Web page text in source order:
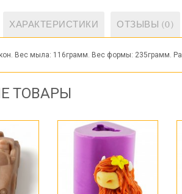
ХАРАКТЕРИСТИКИ ОТЗЫВЫ (0)
Вес мыла: 116грамм. Вес формы:
ТОВАРЫ